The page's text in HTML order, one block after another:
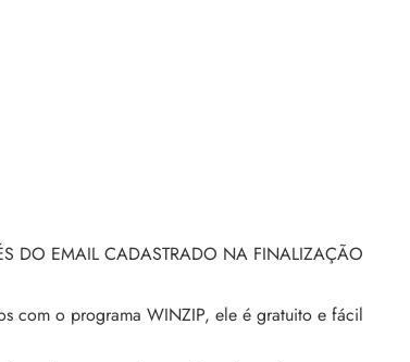
DO EMAIL CADASTRADO NA FINALIZAÇÃO
com o programa WINZIP, ele é gratuito e fácil